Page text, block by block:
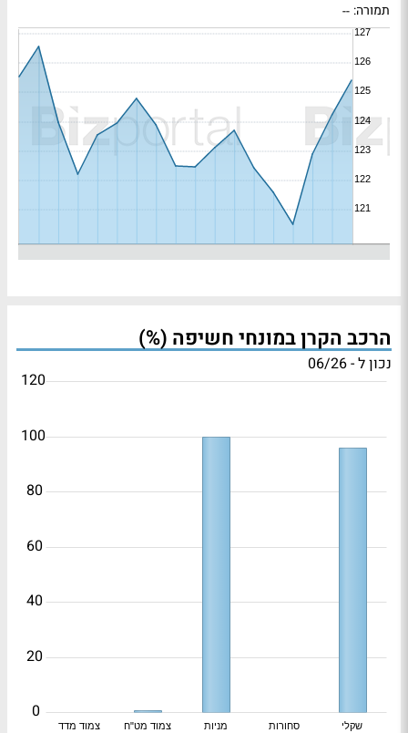
תמורה: --
הרכב הקרן במונחי חשיפה (%)
נכון ל - 06/26
צמוד מדד צמוד מט"ח מניות סחורות שקלי
0
20
40
60
80
100
120